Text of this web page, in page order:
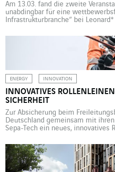
Am 13.03. fand die zweite
unabdingbar für eine
Infrastrukturbranche“ bei
damit einhergehenden Kosten
Management zu diskutieren. Die
Leiterin von Télécom Paris
ENERGY INNOVATION
INNOVATIVES
SICHERHEIT
Zur Absicherung beim
Deutschland gemeinsam mit
Sepa-Tech ein neues,
von Leiterseilen sind sehr
sind manchmal mehrere hundert
Flüsse, Straßen und Gebäude
derzeit marktverfügbaren